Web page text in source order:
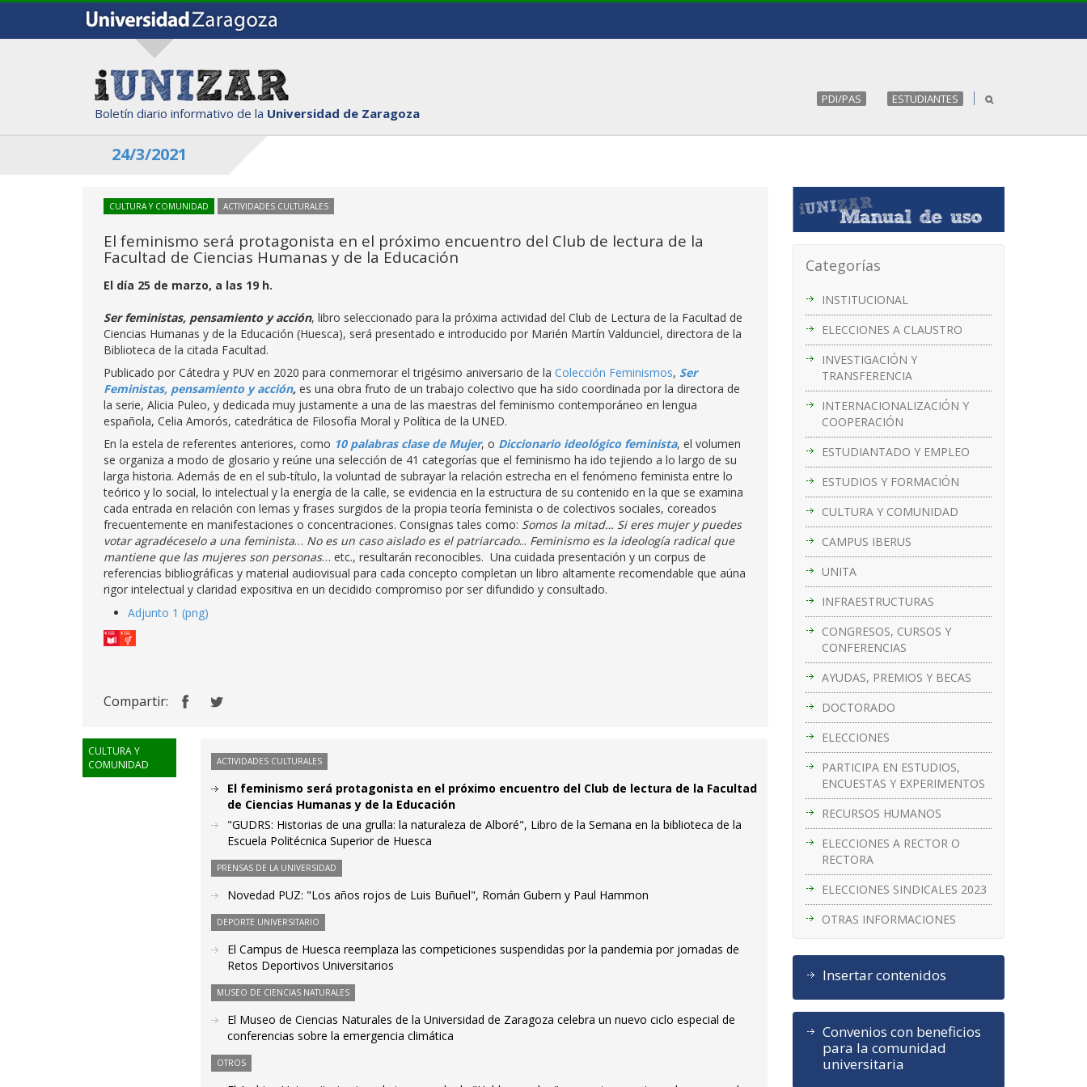
Boletín diario informativo de la Universidad de Zaragoza
PDI/PAS ESTUDIANTES
24/3/2021
Categorías
INSTITUCIONAL
ELECCIONES A CLAUSTRO
INVESTIGACIÓN Y
TRANSFERENCIA
INTERNACIONALIZACIÓN Y
COOPERACIÓN
ESTUDIANTADO Y EMPLEO
ESTUDIOS Y FORMACIÓN
CULTURA Y COMUNIDAD
CAMPUS IBERUS
UNITA
INFRAESTRUCTURAS
CONGRESOS, CURSOS Y
CONFERENCIAS
AYUDAS, PREMIOS Y BECAS
DOCTORADO
ELECCIONES
PARTICIPA EN ESTUDIOS,
ENCUESTAS Y EXPERIMENTOS
RECURSOS HUMANOS
ELECCIONES A RECTOR O
RECTORA
ELECCIONES SINDICALES 2023
OTRAS INFORMACIONES
Insertar contenidos
Convenios con beneficios
para la comunidad
universitaria
CULTURA Y COMUNIDAD ACTIVIDADES CULTURALES
El feminismo será protagonista en el próximo encuentro del Club de lectura de la
Facultad de Ciencias Humanas y de la Educación
El día 25 de marzo, a las 19 h.
Ser feministas, pensamiento y acción, libro seleccionado para la próxima actividad del Club de Lectura de la Facultad de
Ciencias Humanas y de la Educación (Huesca), será presentado e introducido por Marién Martín Valdunciel, directora de la
Biblioteca de la citada Facultad.
Publicado por Cátedra y PUV en 2020 para conmemorar el trigésimo aniversario de la Colección Feminismos, Ser
Feministas, pensamiento y acción, es una obra fruto de un trabajo colectivo que ha sido coordinada por la directora de
la serie, Alicia Puleo, y dedicada muy justamente a una de las maestras del feminismo contemporáneo en lengua
española, Celia Amorós, catedrática de Filosofía Moral y Política de la UNED.
En la estela de referentes anteriores, como 10 palabras clase de Mujer, o Diccionario ideológico feminista, el volumen
se organiza a modo de glosario y reúne una selección de 41 categorías que el feminismo ha ido tejiendo a lo largo de su
larga historia. Además de en el sub-título, la voluntad de subrayar la relación estrecha en el fenómeno feminista entre lo
teórico y lo social, lo intelectual y la energía de la calle, se evidencia en la estructura de su contenido en la que se examina
cada entrada en relación con lemas y frases surgidos de la propia teoría feminista o de colectivos sociales, coreados
frecuentemente en manifestaciones o concentraciones. Consignas tales como: Somos la mitad… Si eres mujer y puedes
votar agradéceselo a una feminista… No es un caso aislado es el patriarcado... Feminismo es la ideología radical que
mantiene que las mujeres son personas… etc., resultarán reconocibles. Una cuidada presentación y un corpus de
referencias bibliográficas y material audiovisual para cada concepto completan un libro altamente recomendable que aúna
rigor intelectual y claridad expositiva en un decidido compromiso por ser difundido y consultado.
Adjunto 1 (png)
Compartir:
CULTURA Y
COMUNIDAD
ACTIVIDADES CULTURALES
El feminismo será protagonista en el próximo encuentro del Club de lectura de la Facultad
de Ciencias Humanas y de la Educación
"GUDRS: Historias de una grulla: la naturaleza de Alboré", Libro de la Semana en la biblioteca de la
Escuela Politécnica Superior de Huesca
PRENSAS DE LA UNIVERSIDAD
Novedad PUZ: "Los años rojos de Luis Buñuel", Román Gubern y Paul Hammon
DEPORTE UNIVERSITARIO
El Campus de Huesca reemplaza las competiciones suspendidas por la pandemia por jornadas de
Retos Deportivos Universitarios
MUSEO DE CIENCIAS NATURALES
El Museo de Ciencias Naturales de la Universidad de Zaragoza celebra un nuevo ciclo especial de
conferencias sobre la emergencia climática
OTROS